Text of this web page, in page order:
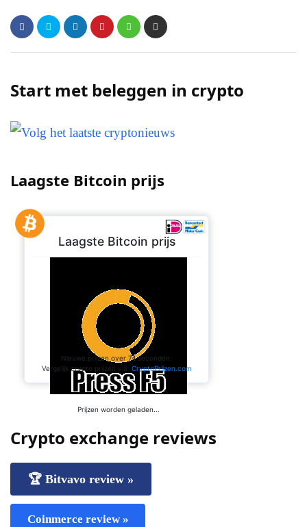
Start met beleggen in crypto
Laagste Bitcoin prijs
Crypto exchange reviews
🏆 Bitvavo review »
Coinmerce review »